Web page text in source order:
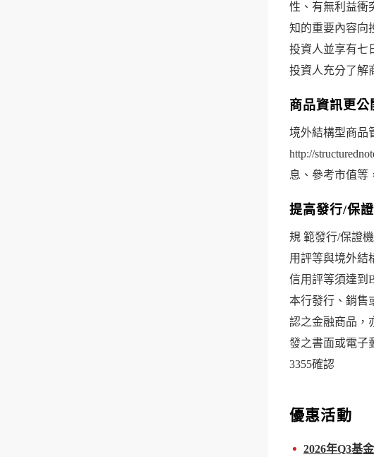
性、有無利益衝
知的重要內容向
投資人並享有七
投資人充分了解
商品資訊更公
境外結構型商品
http://
息、參考市值等
提高發行/保
規 範發行/保證
用評等與境外結
信用評等須達到
本行發行、銷售
認之金融商品，
發之書面或電子
3355確認
優惠活動
2026年Q3基